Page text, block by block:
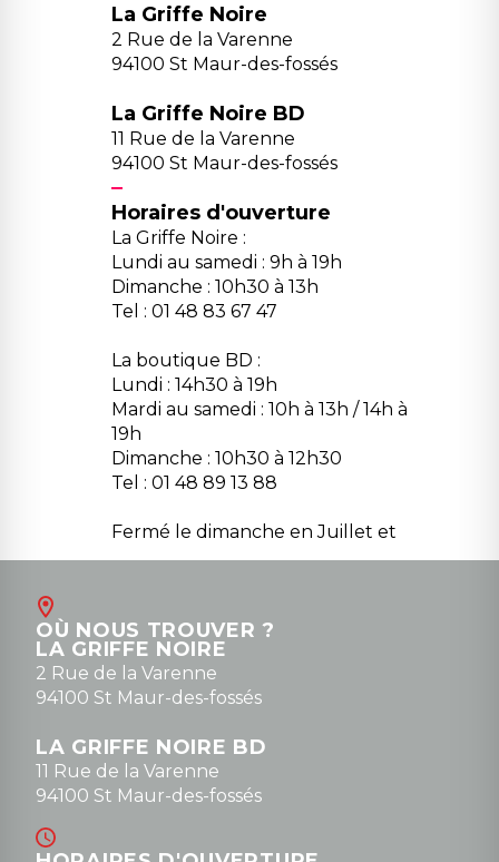
La Griffe Noire
2 Rue de la Varenne
94100 St Maur-des-fossés
La Griffe Noire BD
11 Rue de la Varenne
94100 St Maur-des-fossés
Horaires d'ouverture
La Griffe Noire :
Lundi au samedi : 9h à 19h
Dimanche : 10h30 à 13h
Tel : 01 48 83 67 47
La boutique BD :
Lundi : 14h30 à 19h
Mardi au samedi : 10h à 13h / 14h à
19h
Dimanche : 10h30 à 12h30
Tel : 01 48 89 13 88
Fermé le dimanche en Juillet et
Août
contact@la-griffe-noire.com
0148836747
OÙ NOUS TROUVER ?
LA GRIFFE NOIRE
2 Rue de la Varenne
94100 St Maur-des-fossés
LA GRIFFE NOIRE BD
11 Rue de la Varenne
94100 St Maur-des-fossés